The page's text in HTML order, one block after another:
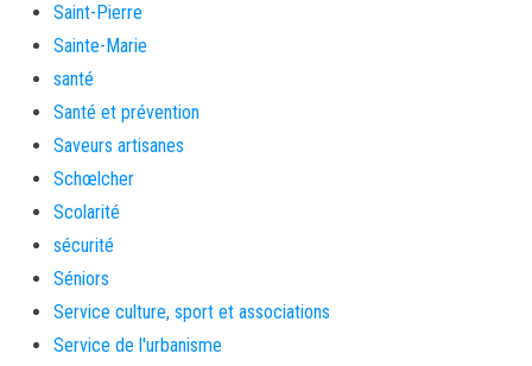
Saint-Pierre
Sainte-Marie
santé
Santé et prévention
Saveurs artisanes
Schœlcher
Scolarité
sécurité
Séniors
Service culture, sport et associations
Service de l'urbanisme